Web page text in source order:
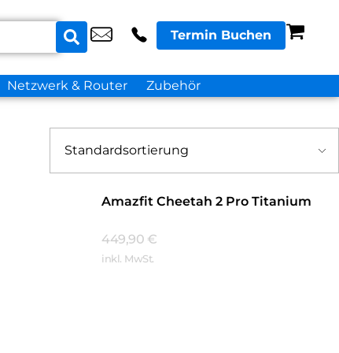
Termin Buchen
Netzwerk & Router Zubehör
Amazfit Cheetah 2 Pro Titanium
449,90 €
inkl. MwSt.